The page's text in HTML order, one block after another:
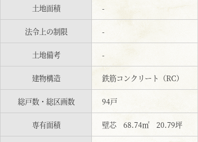
土地面積 -
法令上の制限 -
土地備考 -
建物構造 鉄筋コンクリート（RC）
総戸数・総区画数 94戸
専有面積 壁芯 68.74㎡ 20.79坪